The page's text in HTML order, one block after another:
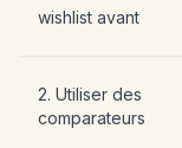
wishlist avant
2. Utiliser des
comparateurs